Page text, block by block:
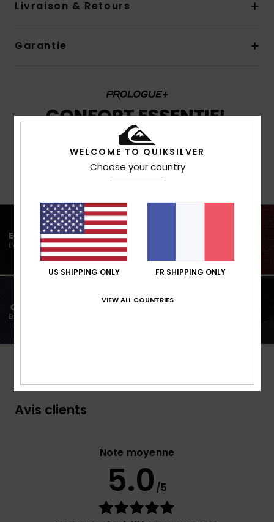
Livraison & Retours
Garantie
Avis clients
Note moyenne
5.0 /5
WELCOME TO QUIKSILVER
Choose your country
US SHIPPING ONLY FR SHIPPING ONLY
VIEW ALL COUNTRIES